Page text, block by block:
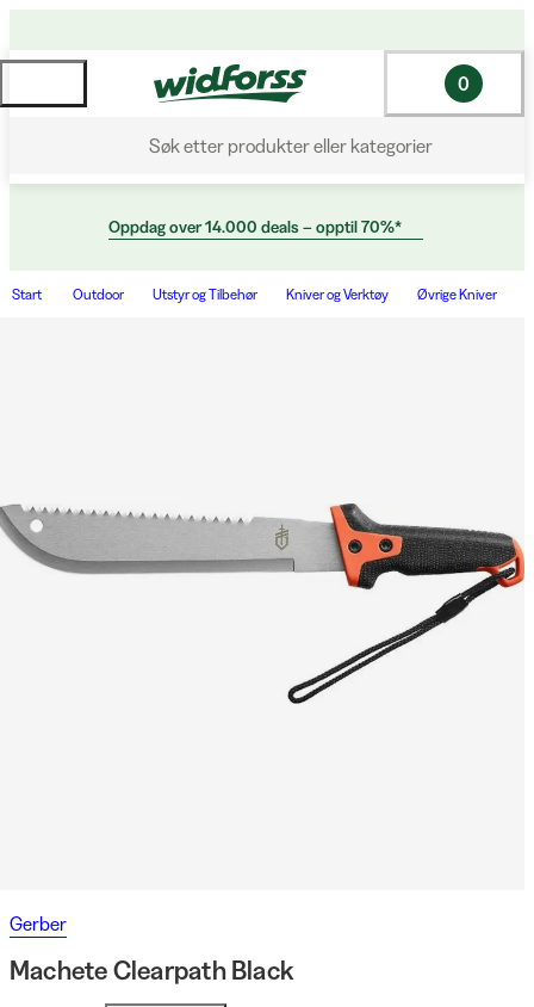
Søk etter produkter eller kategorier
0
Oppdag over 14.000 deals – opptil 70%*
Start Outdoor Utstyr og Tilbehør Kniver og Verktøy Øvrige Kniver
Gerber
Machete Clearpath Black